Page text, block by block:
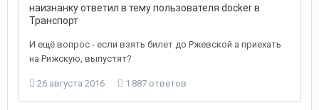
наизнанкуответил в тему пользователя dockerв
Транспорт
И ещё вопрос - если взять билет до Ржевской а приехать
на Рижскую, выпустят?
26 августа 2016 1 887 ответов